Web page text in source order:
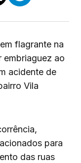
flagrante na
ao
acidente de
Vila
para
das ruas